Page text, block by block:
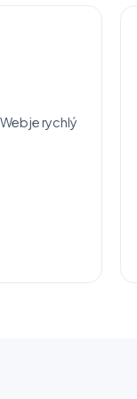
je rychlý